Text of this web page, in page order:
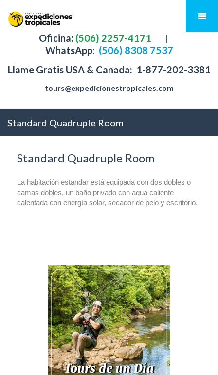
Oficina: (506) 2257-4171
|
WhatsApp: (506) 8308 7537
Llame Gratis USA & Canada: 1-877-202-3381
tours@expedicionestropicales.com
Standard Quadruple Room
Standard Quadruple Room
La habitación estándar está equipada con dos dobles o
camas dobles, un baño privado con agua caliente
calentada con energía solar, secador de pelo y escritorio.